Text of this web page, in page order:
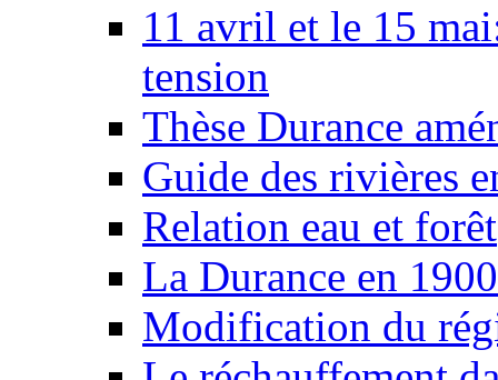
11 avril et le 15
tension
Thèse Durance
Guide des rivières
Relation eau et forêt
La Durance en 1900
Modification du